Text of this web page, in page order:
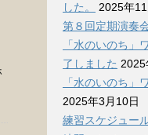
した。
2025年
第８回定期演奏
「水のいのち」
了しました 2025
「水のいのち」
2025年3月10日
練習スケジュー